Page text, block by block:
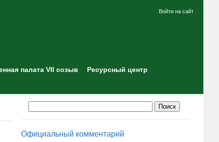
Войти на сайт
палата VII созыв Ресурсный центр
Официальный комментарий